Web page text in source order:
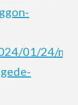
01/24/